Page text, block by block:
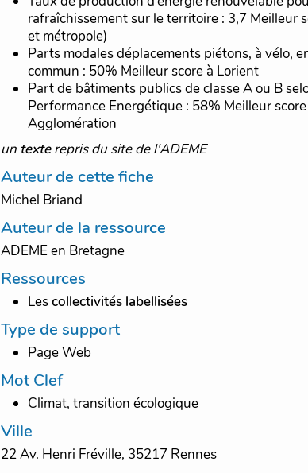
rafraîchissement sur le territoire : 3,7 Meilleur
et métropole)
Parts modales déplacements piétons, à vélo,
commun : 50% Meilleur score à Lorient
Part de bâtiments publics de classe A ou B
Performance Energétique : 58% Meilleur
Agglomération
un texterepris du site de l'ADEME
Auteur de cette fiche
Michel Briand
Auteur de la ressource
ADEME en Bretagne
Ressources
Lescollectivités labellisées
Type de support
Page Web
Mot Clef
Climat, transition écologique
Ville
22 Av. Henri Fréville, 35217 Rennes